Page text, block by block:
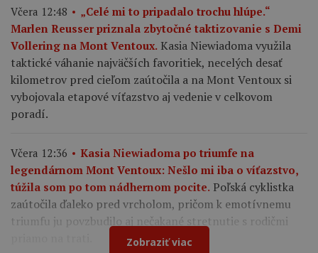
Včera 12:48
„Celé mi to pripadalo trochu hlúpe.“
Marlen Reusser priznala zbytočné taktizovanie s Demi
Vollering na Mont Ventoux. Kasia Niewiadoma využila
taktické váhanie najväčších favoritiek, necelých desať
kilometrov pred cieľom zaútočila a na Mont Ventoux si
vybojovala etapové víťazstvo aj vedenie v celkovom
poradí.
Včera 12:36
Kasia Niewiadoma po triumfe na
legendárnom Mont Ventoux: Nešlo mi iba o víťazstvo,
túžila som po tom nádhernom pocite. Poľská cyklistka
zaútočila ďaleko pred vrcholom, pričom k emotívnemu
triumfu ju povzbudilo aj nečakané stretnutie s rodičmi
Zobraziť viac